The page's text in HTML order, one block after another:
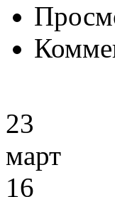
23
март
16